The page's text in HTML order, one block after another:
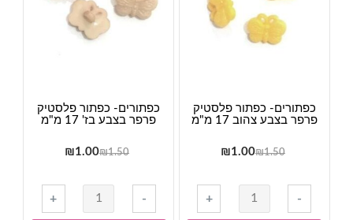
כפתורים- כפתור פלסטיק
פרפר בצבע צהוב 17 מ"מ
₪1.50
המחיר
היה:
₪1.50.
₪1.00
הוא:
₪1.00.
-
+
כפתורים- כפתור פלסטיק
פרפר בצבע בז' 17 מ"מ
₪1.50
המחיר
היה:
₪1.50.
₪1.00
המחיר
הוא:
₪1.00.
-
כמות
של
+